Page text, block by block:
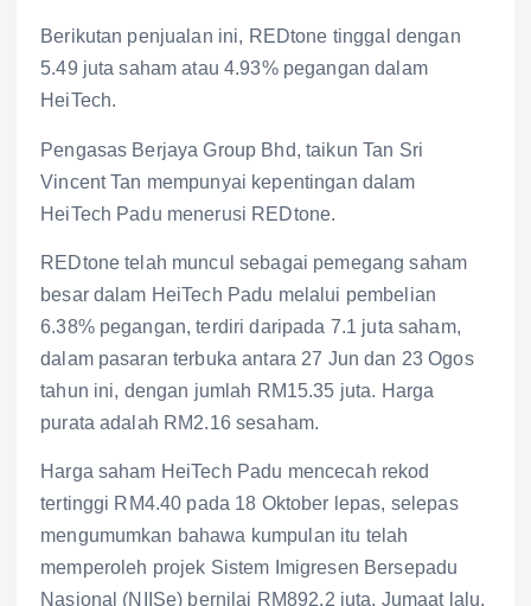
Berikutan penjualan ini, REDtone tinggal dengan
5.49 juta saham atau 4.93% pegangan dalam
HeiTech.
Pengasas Berjaya Group Bhd, taikun Tan Sri
Vincent Tan mempunyai kepentingan dalam
HeiTech Padu menerusi REDtone.
REDtone telah muncul sebagai pemegang saham
besar dalam HeiTech Padu melalui pembelian
6.38% pegangan, terdiri daripada 7.1 juta saham,
dalam pasaran terbuka antara 27 Jun dan 23 Ogos
tahun ini, dengan jumlah RM15.35 juta. Harga
purata adalah RM2.16 sesaham.
Harga saham HeiTech Padu mencecah rekod
tertinggi RM4.40 pada 18 Oktober lepas, selepas
mengumumkan bahawa kumpulan itu telah
memperoleh projek Sistem Imigresen Bersepadu
Nasional (NIISe) bernilai RM892.2 juta. Jumaat lalu,